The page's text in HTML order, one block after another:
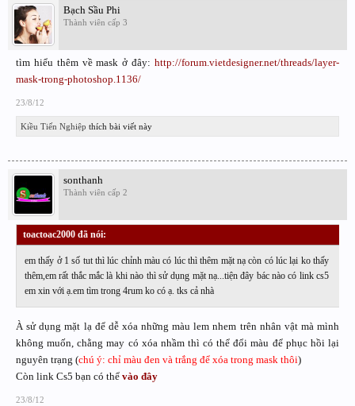
Bạch Sầu Phi
Thành viên cấp 3
tìm hiểu thêm về mask ở đây: http://forum.vietdesigner.net/threads/layer-
mask-trong-photoshop.1136/
23/8/12
Kiều Tiến Nghiệp thích bài viết này
sonthanh
Thành viên cấp 2
toactoac2000 đã nói:
em thấy ở 1 số tut thì lúc chỉnh màu có lúc thì thêm mặt nạ còn có lúc lại ko thấy
thêm,em rất thắc mắc là khi nào thì sử dụng mặt nạ...tiện đây bác nào có link cs5
em xin với ạ.em tìm trong 4rum ko có ạ. tks cả nhà
À sử dụng mặt lạ để dễ xóa những màu lem nhem trên nhân vật mà mình
không muốn, chằng may có xóa nhầm thì có thể đổi màu để phục hồi lại
nguyên trạng (chú ý: chỉ màu đen và trắng để xóa trong mask thôi)
Còn link Cs5 bạn có thể vào đây
23/8/12